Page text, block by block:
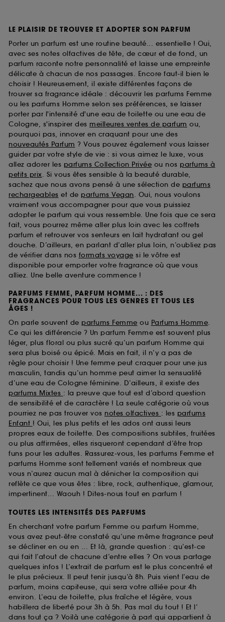
LE PLAISIR DE TROUVER ET ADOPTER SON PARFUM
Porter un parfum est une routine beauté... essentielle ! Oui,
avec ses notes olfactives de tête, de cœur et de fond, un
parfum raconte notre personnalité et laisse une empreinte
délicate à chacun de nos passages. Encore faut-il bien le
choisir ! Heureusement, il existe différentes façons de
trouver sa fragrance idéale : découvrir les parfums Femme
ou les parfums Homme selon ses préférences, se laisser
porter par l'intensité d'une eau de toilette ou une eau de
Cologne, s'inspirer des meilleures ventes de parfum ou,
pourquoi pas, innover en craquant pour une des
nouveautés Parfum ? Vous pouvez également vous laisser
guider par votre style de vie : si vous aimez le luxe, vous
allez adorer les parfums Collection Privée ou nos parfums à
petits prix. Si vous êtes sensible à la beauté durable,
sachez que nous avons pensé à une sélection de parfums
rechargeables et de parfums Vegan. Oui, nous voulons
vraiment vous accompagner pour que vous puissiez
adopter le parfum qui vous ressemble. Une fois que ce sera
fait, vous pourrez même aller plus loin avec les coffrets
parfum et retrouver vos senteurs en lait hydratant ou gel
douche. D’ailleurs, en parlant d’aller plus loin, n’oubliez pas
de vérifier dans nos formats voyage si le vôtre est
disponible pour emporter votre fragrance où que vous
alliez. Une belle aventure commence !
PARFUMS FEMME, PARFUM HOMME... : DES
FRAGRANCES POUR TOUS LES GENRES ET TOUS LES
ÂGES !
On parle souvent de parfums Femme ou Parfums Homme.
Ce qui les différencie ? Un parfum Femme est souvent plus
léger, plus floral ou plus sucré qu’un parfum Homme qui
sera plus boisé ou épicé. Mais en fait, il n’y a pas de
règle pour choisir ! Une femme peut craquer pour une jus
masculin, tandis qu’un homme peut aimer la sensualité
d’une eau de Cologne féminine. D’ailleurs, il existe des
parfums Mixtes : la preuve que tout est d’abord question
de sensibilité et de caractère ! La seule catégorie où vous
pourriez ne pas trouver vos notes olfactives : les parfums
Enfant ! Oui, les plus petits et les ados ont aussi leurs
propres eaux de toilette. Des compositions subtiles, fruitées
ou plus affirmées, elles risqueront cependant d’être trop
funs pour les adultes. Rassurez-vous, les parfums Femme et
parfums Homme sont tellement variés et nombreux que
vous n’aurez aucun mal à dénicher la composition qui
reflète ce que vous êtes : libre, rock, authentique, glamour,
impertinent... Waouh ! Dites-nous tout en parfum !
TOUTES LES INTENSITÉS DES PARFUMS
En cherchant votre parfum Femme ou parfum Homme,
vous avez peut-être constaté qu’une même fragrance peut
se décliner en ou en ... Et là, grande question : qu’est-ce
qui fait l’atout de chacune d’entre elles ? On vous partage
quelques infos ! L’extrait de parfum est le plus concentré et
le plus précieux. Il peut tenir jusqu’à 8h. Puis vient l’eau de
parfum, moins capiteuse, qui sera votre alliée pour 4h
environ. L’eau de toilette, plus fraîche et légère, vous
habillera de liberté pour 3h à 5h. Pas mal du tout ! Et l’
dans tout ça ? Voilà une catégorie à part qui appartient à